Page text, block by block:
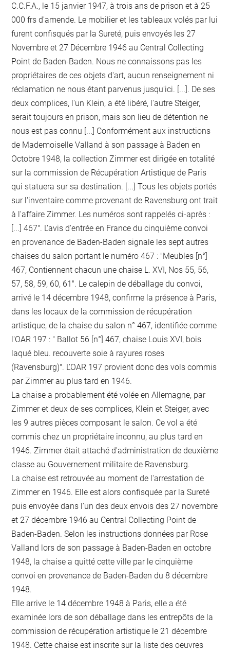
C.C.F.A., le 15 janvier 1947, à trois ans de prison et à 25
000 frs d'amende. Le mobilier et les tableaux volés par lui
furent confisqués par la Sureté, puis envoyés les 27
Novembre et 27 Décembre 1946 au Central Collecting
Point de Baden-Baden. Nous ne connaissons pas les
propriétaires de ces objets d'art, aucun renseignement ni
réclamation ne nous étant parvenus jusqu'ici. [...]. De ses
deux complices, l'un Klein, a été libéré, l'autre Steiger,
serait toujours en prison, mais son lieu de détention ne
nous est pas connu [...] Conformément aux instructions
de Mademoiselle Valland à son passage à Baden en
Octobre 1948, la collection Zimmer est dirigée en totalité
sur la commission de Récupération Artistique de Paris
qui statuera sur sa destination. [...] Tous les objets portés
sur l'inventaire comme provenant de Ravensburg ont trait
à l'affaire Zimmer. Les numéros sont rappelés ci-après :
[...] 467". L'avis d'entrée en France du cinquième convoi
en provenance de Baden-Baden signale les sept autres
chaises du salon portant le numéro 467 : "Meubles [n°]
467, Contiennent chacun une chaise L. XVI, Nos 55, 56,
57, 58, 59, 60, 61". Le calepin de déballage du convoi,
arrivé le 14 décembre 1948, confirme la présence à Paris,
dans les locaux de la commission de récupération
artistique, de la chaise du salon n° 467, identifiée comme
l'OAR 197 : " Ballot 56 [n°] 467, chaise Louis XVI, bois
laqué bleu. recouverte soie à rayures roses
(Ravensburg)". L'OAR 197 provient donc des vols commis
par Zimmer au plus tard en 1946.
La chaise a probablement été volée en Allemagne, par
Zimmer et deux de ses complices, Klein et Steiger, avec
les 9 autres pièces composant le salon. Ce vol a été
commis chez un propriétaire inconnu, au plus tard en
1946. Zimmer était attaché d'administration de deuxième
classe au Gouvernement militaire de Ravensburg.
La chaise est retrouvée au moment de l'arrestation de
Zimmer en 1946. Elle est alors confisquée par la Sureté
puis envoyée dans l'un des deux envois des 27 novembre
et 27 décembre 1946 au Central Collecting Point de
Baden-Baden. Selon les instructions données par Rose
Valland lors de son passage à Baden-Baden en octobre
1948, la chaise a quitté cette ville par le cinquième
convoi en provenance de Baden-Baden du 8 décembre
1948.
Elle arrive le 14 décembre 1948 à Paris, elle a été
examinée lors de son déballage dans les entrepôts de la
commission de récupération artistique le 21 décembre
1948. Cette chaise est inscrite sur la liste des oeuvres